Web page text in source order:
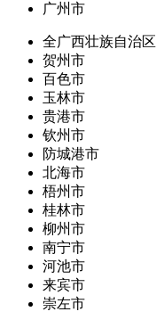
广州市
全广西壮族自治区
贺州市
百色市
玉林市
贵港市
钦州市
防城港市
北海市
梧州市
桂林市
柳州市
南宁市
河池市
来宾市
崇左市